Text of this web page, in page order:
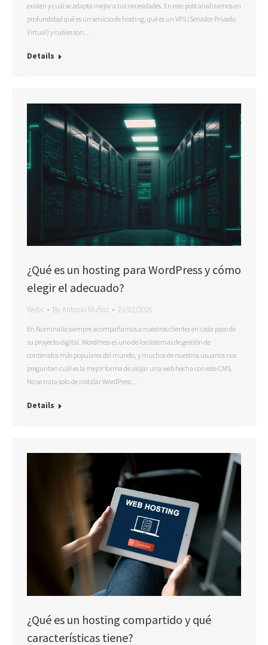
existen y cuál se adapta mejor a tus necesidades. En este post analizamos en
profundidad qué es un servicio de hosting, qué es un VPS (Servidor Privado
Virtual) y cuáles son…
Details
¿Qué es un hosting para WordPress y cómo
elegir el adecuado?
Webs ByAntonio Muñoz 23/02/2026
En Nominalia siempre acompañamos a nuestros clientes en cada paso de
su proyecto digital. WordPress es uno de los sistemas de gestión de
contenidos más populares del mundo, y muchos de nuestros usuarios nos
preguntan cuál es la mejor forma de alojar una web hecha con este CMS.
No se trata solo de instalar WordPress…
Details
¿Qué es un hosting compartido y qué
características tiene?